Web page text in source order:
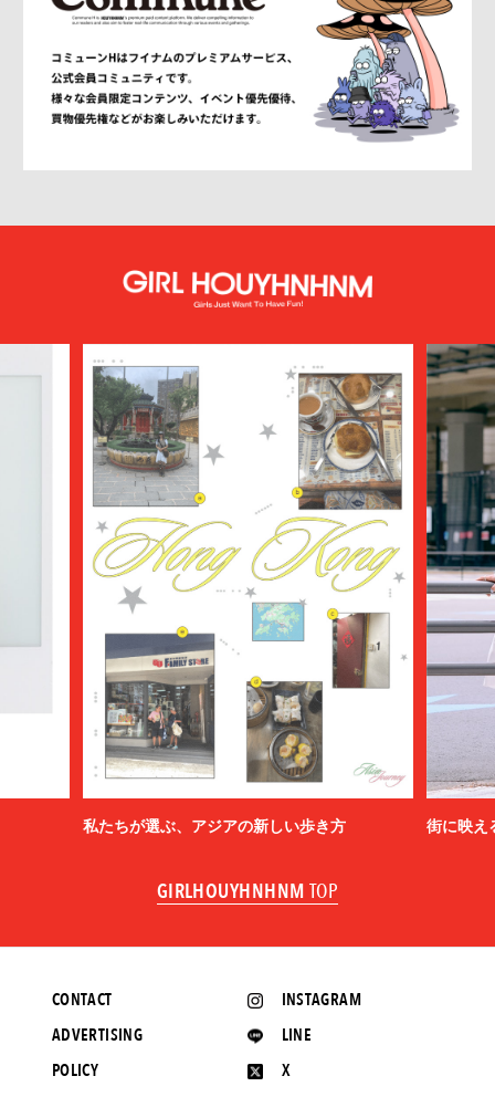
私たちが選ぶ、アジアの新しい歩き方 街に映え
GIRLHOUYHNHNM TOP
INSTAGRAM
LINE
X
CONTACT
ADVERTISING
POLICY